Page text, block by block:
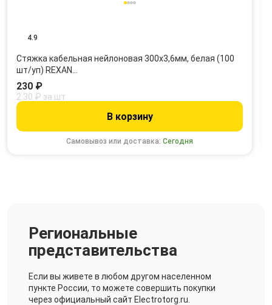
4.9
Стяжка кабельная нейлоновая 300x3,6мм, белая (100
шт/уп) REXAN…
Самовывоз или доставка:Сегодня
230 ₽
2.30 ₽ за шт
В корзину
Региональные
представительства
Если вы живете в любом другом населенном
пункте России, то можете совершить покупки
через официальный сайт Electrotorg.ru.